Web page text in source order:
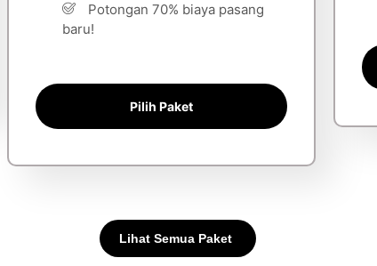
Potongan 70% biaya pasang
baru!
Pilih Paket
Lihat Semua Paket